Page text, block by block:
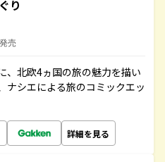
り
売
、北欧4ヵ国の旅の魅力を描い
ナシエによる旅のコミックエッ
詳細を見る